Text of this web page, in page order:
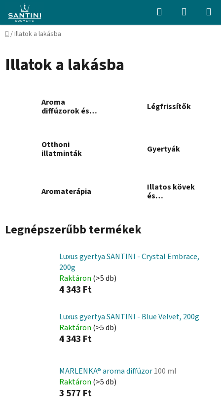
fő
tartalomhoz
Keresés KOSÁR
Kezdőlap
/Illatok a lakásba
Illatok a lakásba
Aroma
diffúzorok és
Légfrissítők
Otthoni
illatminták
Gyertyák
Aromaterápia
Illatos kövek
és
Legnépszerűbb termékek
Luxus gyertya SANTINI - Crystal Embrace,
200g
Raktáron (>5 db)
4 343 Ft
Luxus gyertya SANTINI - Blue Velvet, 200g
Raktáron (>5 db)
4 343 Ft
MARLENKA® aroma diffúzor100 ml
Raktáron (>5 db)
3 577 Ft